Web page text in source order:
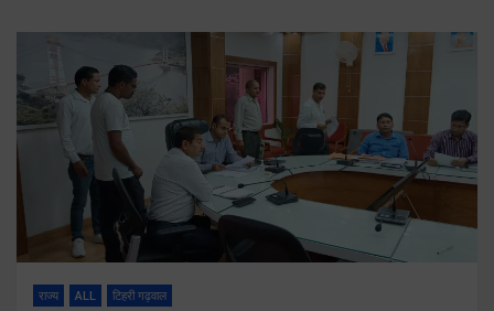
राज्य ALL टिहरी गढ़वाल